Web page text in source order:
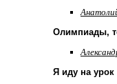
Олимпиады,
Я иду на урок